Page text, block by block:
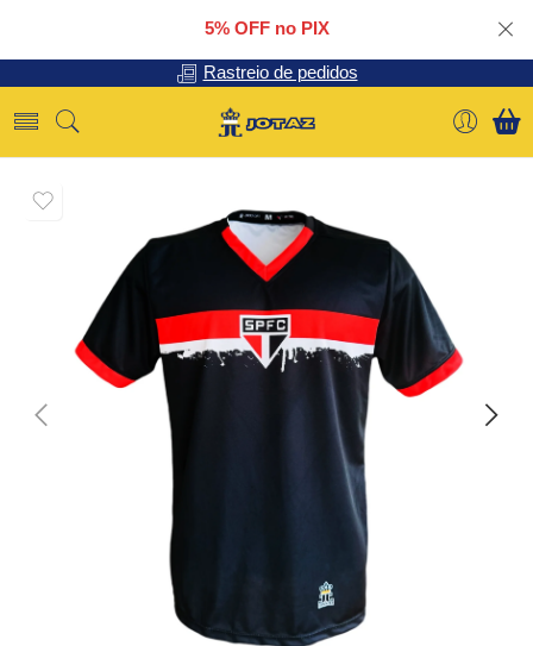
5% OFF no PIX
Rastreio de pedidos